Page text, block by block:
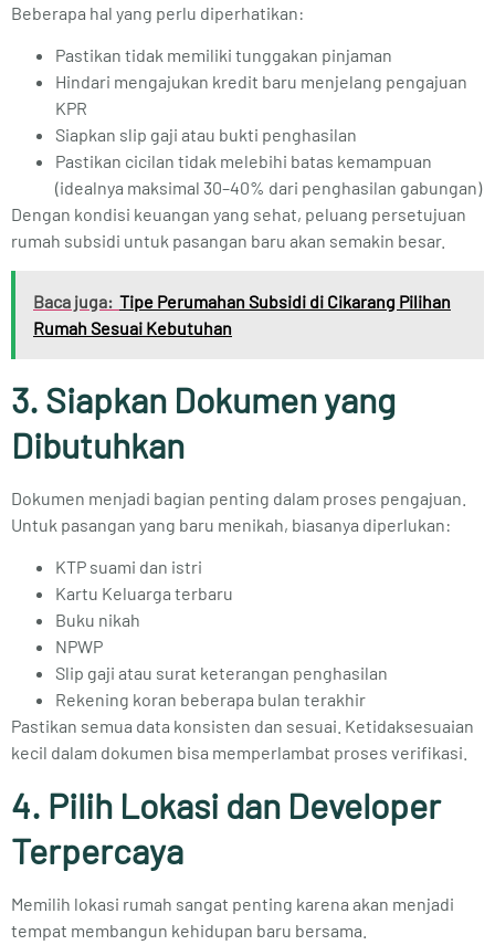
Beberapa hal yang perlu diperhatikan:
Pastikan tidak memiliki tunggakan pinjaman
Hindari mengajukan kredit baru menjelang pengajuan
KPR
Siapkan slip gaji atau bukti penghasilan
Pastikan cicilan tidak melebihi batas kemampuan
(idealnya maksimal 30–40% dari penghasilan gabungan)
Dengan kondisi keuangan yang sehat, peluang persetujuan
rumah subsidi untuk pasangan baru akan semakin besar.
Baca juga: Tipe Perumahan Subsidi di Cikarang Pilihan
Rumah Sesuai Kebutuhan
3. Siapkan Dokumen yang
Dibutuhkan
Dokumen menjadi bagian penting dalam proses pengajuan.
Untuk pasangan yang baru menikah, biasanya diperlukan:
KTP suami dan istri
Kartu Keluarga terbaru
Buku nikah
NPWP
Slip gaji atau surat keterangan penghasilan
Rekening koran beberapa bulan terakhir
Pastikan semua data konsisten dan sesuai. Ketidaksesuaian
kecil dalam dokumen bisa memperlambat proses verifikasi.
4. Pilih Lokasi dan Developer
Terpercaya
Memilih lokasi rumah sangat penting karena akan menjadi
tempat membangun kehidupan baru bersama.